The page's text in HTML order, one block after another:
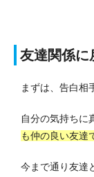
友達関係に
まずは、告白相
自分の気持ちに
も仲の良い友達
今まで通り友達